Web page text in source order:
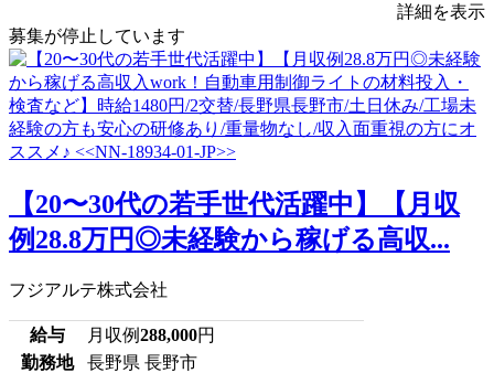
詳細を表示
募集が停止しています
【20〜30代の若手世代活躍中】【月収
例28.8万円◎未経験から稼げる高収...
フジアルテ株式会社
給与 月収例288,000円
勤務地
長野県 長野市